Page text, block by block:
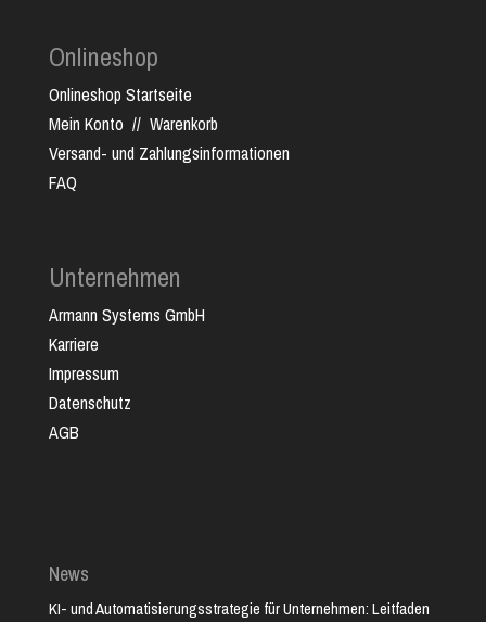
Onlineshop
Onlineshop Startseite
Mein Konto // Warenkorb
Versand- und Zahlungsinformationen
FAQ
Unternehmen
Armann Systems GmbH
Karriere
Impressum
Datenschutz
AGB
News
KI- und Automatisierungsstrategie für Unternehmen: Leitfaden